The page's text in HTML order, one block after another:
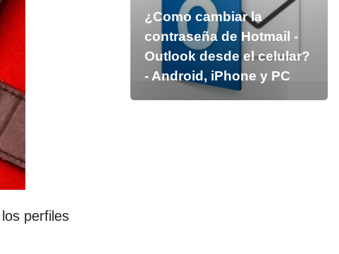
perfiles
¿Como cambiar la
contraseña de Hotmail -
Outlook desde el celular?
- Android, iPhone y PC